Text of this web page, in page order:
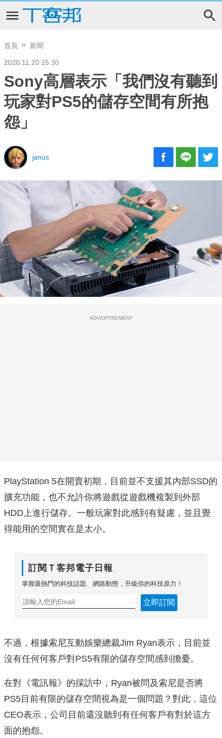
首頁 新聞
2020.11.20 15:30
Sony高層表示「我們沒有聽到
玩家對PS5的儲存空間有所抱
怨」
janus
ADVERTISEMENT
PlayStation 5在開賣初期，目前並不支援其內部SSD的
擴充功能，也不允許你將遊戲從遊戲機複製到外部
HDD上進行儲存。一般玩家對此感到有疑慮，並且覺
得能用的空間實在是太小。
訂閱Ｔ客邦電子日報
掌握最熱門的科技話題、網路動態，升級你的科技原力！
立即訂閱
不過，根據索尼互動娛樂總裁Jim Ryan表示，目前並
沒有任何何客戶對PS5有限的儲存空間感到擔憂。
在對《電訊報》的採訪中，Ryan被問及索尼是否將
PS5目前有限的儲存空間視為是一個問題？對此，這位
CEO表示，公司目前還沒聽到有任何客戶有對於這方
面的抱怨。